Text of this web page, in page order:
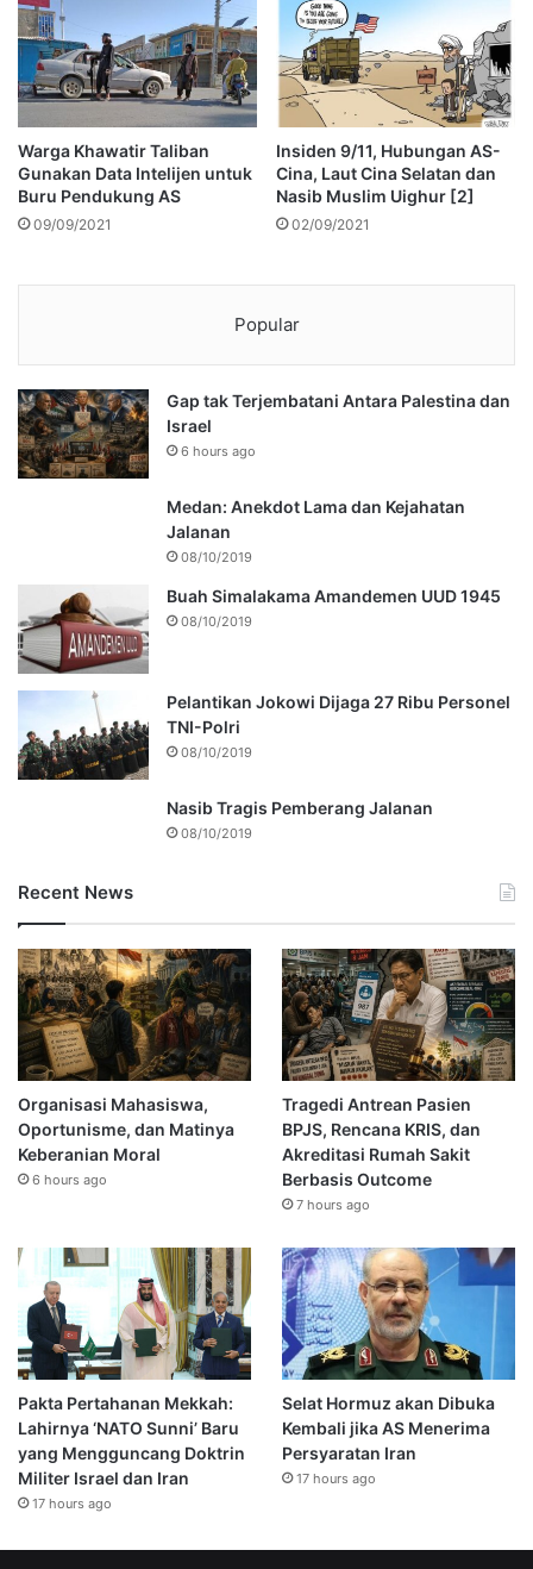
Warga Khawatir Taliban
Gunakan Data Intelijen untuk
Buru Pendukung AS
09/09/2021
Insiden 9/11, Hubungan AS-
Cina, Laut Cina Selatan dan
Nasib Muslim Uighur [2]
02/09/2021
Popular
Gap tak Terjembatani Antara Palestina dan
Israel
6 hours ago
Medan: Anekdot Lama dan Kejahatan
Jalanan
08/10/2019
Buah Simalakama Amandemen UUD 1945
08/10/2019
Pelantikan Jokowi Dijaga 27 Ribu Personel
TNI-Polri
08/10/2019
Nasib Tragis Pemberang Jalanan
08/10/2019
Recent News
Organisasi Mahasiswa,
Oportunisme, dan Matinya
Keberanian Moral
6 hours ago
Tragedi Antrean Pasien
BPJS, Rencana KRIS, dan
Akreditasi Rumah Sakit
Berbasis Outcome
7 hours ago
Pakta Pertahanan Mekkah:
Lahirnya ‘NATO Sunni’ Baru
yang Mengguncang Doktrin
Militer Israel dan Iran
17 hours ago
Selat Hormuz akan Dibuka
Kembali jika AS Menerima
Persyaratan Iran
17 hours ago